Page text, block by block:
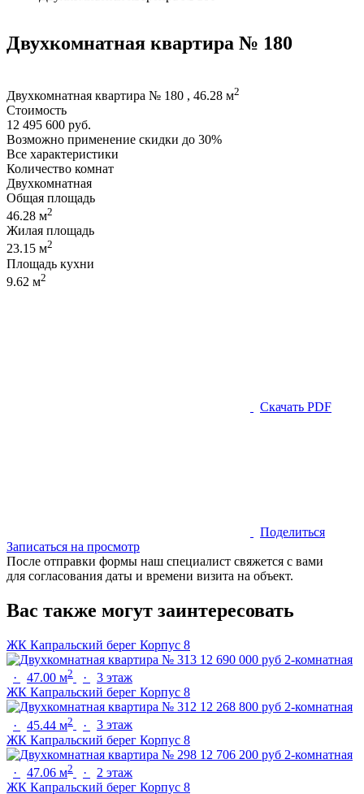
Двухкомнатная квартира № 180
Двухкомнатная квартира № 180 , 46.28 м2
Стоимость
12 495 600 руб.
Возможно применение скидки до 30%
Все характеристики
Количество комнат
Двухкомнатная
Общая площадь
46.28 м2
Жилая площадь
23.15 м2
Площадь кухни
9.62 м2
Скачать PDF
Поделиться
Записаться на просмотр
После отправки формы наш специалист свяжется с вами
для согласования даты и времени визита на объект.
Вас также могут заинтересовать
ЖК Капральский берег Корпус 8
12 690 000 руб 2-комнатная
·
47.00 м2 ·
3 этаж
ЖК Капральский берег Корпус 8
12 268 800 руб 2-комнатная
·
45.44 м2 ·
3 этаж
ЖК Капральский берег Корпус 8
12 706 200 руб 2-комнатная
·
47.06 м2 ·
2 этаж
ЖК Капральский берег Корпус 8